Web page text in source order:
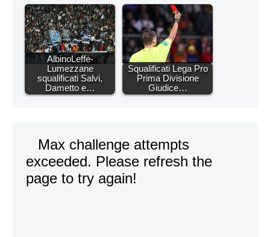
AlbinoLeffe-
Lumezzane
squalificati Salvi,
Dametto e…
Squalificati Lega Pro
Prima Divisione
Giudice…